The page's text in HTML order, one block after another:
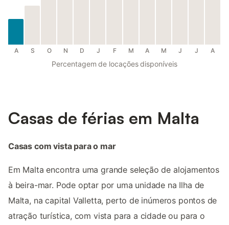
A S O N D J F M A M J J A
Percentagem de locações disponíveis
Casas de férias em Malta
Casas com vista para o mar
Em Malta encontra uma grande seleção de alojamentos
à beira-mar. Pode optar por uma unidade na Ilha de
Malta, na capital Valletta, perto de inúmeros pontos de
atração turística, com vista para a cidade ou para o